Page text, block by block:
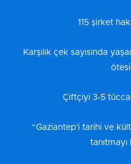
115 şirket
Karşılık çek sayısında
Çiftçiyi 3-5
“Gaziantep'i tarihi ve